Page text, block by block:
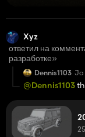
Xyz
ответил на
разработке»
Dennis1103 Ja
@Dennis1103